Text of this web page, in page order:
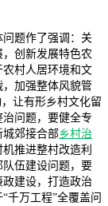
题作了强调：关
创新发展特色农
村人居环境和文
加强整体风貌管
让有形乡村文化留
问题，要健全专
城郊接合部乡村治
推进整村改造利
伍建设问题，要
建设，打造政治
千万工程”全覆盖问